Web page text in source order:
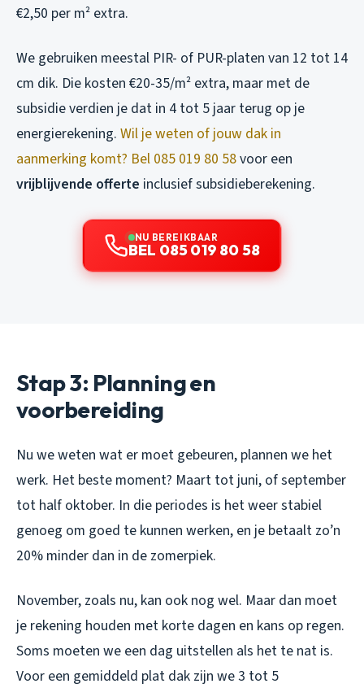
€2,50 per m² extra.
We gebruiken meestal PIR- of PUR-platen van 12 tot 14
cm dik. Die kosten €20-35/m² extra, maar met de
subsidie verdien je dat in 4 tot 5 jaar terug op je
energierekening. Wil je weten of jouw dak in
aanmerking komt? Bel 085 019 80 58voor een
vrijblijvende offerte inclusief subsidieberekening.
NU BEREIKBAAR
BEL 085 019 80 58
Stap 3: Planning en
voorbereiding
Nu we weten wat er moet gebeuren, plannen we het
werk. Het beste moment? Maart tot juni, of september
tot half oktober. In die periodes is het weer stabiel
genoeg om goed te kunnen werken, en je betaalt zo’n
20% minder dan in de zomerpiek.
November, zoals nu, kan ook nog wel. Maar dan moet
je rekening houden met korte dagen en kans op regen.
Soms moeten we een dag uitstellen als het te nat is.
Voor een gemiddeld plat dak zijn we 3 tot 5